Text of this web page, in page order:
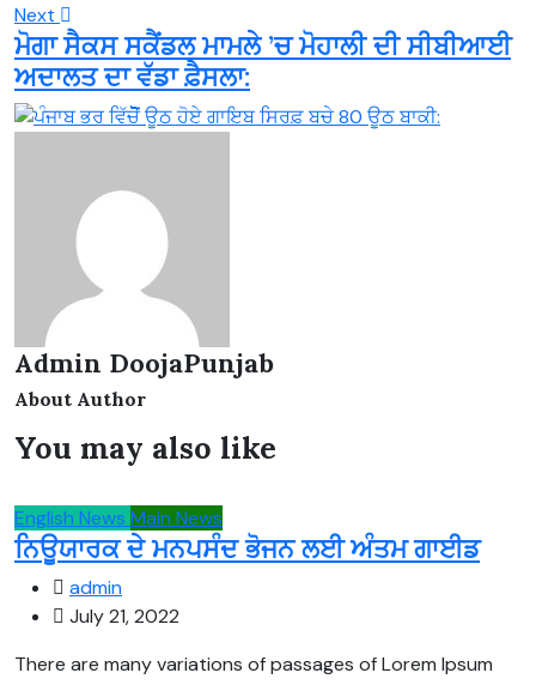
Next
ਮੋਗਾ ਸੈਕਸ ਸਕੈਂਡਲ ਮਾਮਲੇ ’ਚ ਮੋਹਾਲੀ ਦੀ ਸੀਬੀਆਈ
ਅਦਾਲਤ ਦਾ ਵੱਡਾ ਫ਼ੈਸਲਾ:
Admin DoojaPunjab
About Author
You may also like
English News Main News
ਨਿਊਯਾਰਕ ਦੇ ਮਨਪਸੰਦ ਭੋਜਨ ਲਈ ਅੰਤਮ ਗਾਈਡ
admin
July 21, 2022
There are many variations of passages of Lorem Ipsum